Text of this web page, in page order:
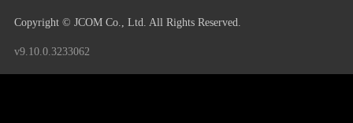
Copyright © JCOM Co., Ltd. All Rights Reserved.
v9.10.0.3233062